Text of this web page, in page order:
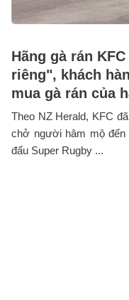
Hãng gà rán
riêng", khách
mua gà rán của
Theo NZ Herald, KFC
chở người hâm mộ đến
đấu Super Rugby ...